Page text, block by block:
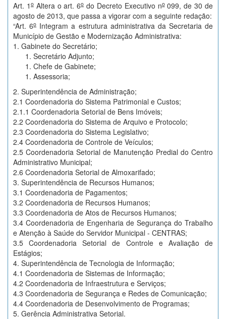
Art. 1oAltera o art. 6odo Decreto Executivo no099, de 30 de
agosto de 2013, que passa a vigorar com a seguinte redação:
“Art. 6oIntegram a estrutura administrativa da Secretaria de
Município de Gestão e Modernização Administrativa:
1. Gabinete do Secretário;
Secretário Adjunto;
Chefe de Gabinete;
Assessoria;
2. Superintendência de Administração;
2.1 Coordenadoria do Sistema Patrimonial e Custos;
2.1.1 Coordenadoria Setorial de Bens Imóveis;
2.2 Coordenadoria do Sistema de Arquivo e Protocolo;
2.3 Coordenadoria do Sistema Legislativo;
2.4 Coordenadoria de Controle de Veículos;
2.5 Coordenadoria Setorial de Manutenção Predial do Centro
Administrativo Municipal;
2.6 Coordenadoria Setorial de Almoxarifado;
3. Superintendência de Recursos Humanos;
3.1 Coordenadoria de Pagamentos;
3.2 Coordenadoria de Recursos Humanos;
3.3 Coordenadoria de Atos de Recursos Humanos;
3.4 Coordenadoria de Engenharia de Segurança do Trabalho
e Atenção à Saúde do Servidor Municipal - CENTRAS;
3.5 Coordenadoria Setorial de Controle e Avaliação de
Estágios;
4. Superintendência de Tecnologia de Informação;
4.1 Coordenadoria de Sistemas de Informação;
4.2 Coordenadoria de Infraestrutura e Serviços;
4.3 Coordenadoria de Segurança e Redes de Comunicação;
4.4 Coordenadoria de Desenvolvimento de Programas;
5. Gerência Administrativa Setorial.